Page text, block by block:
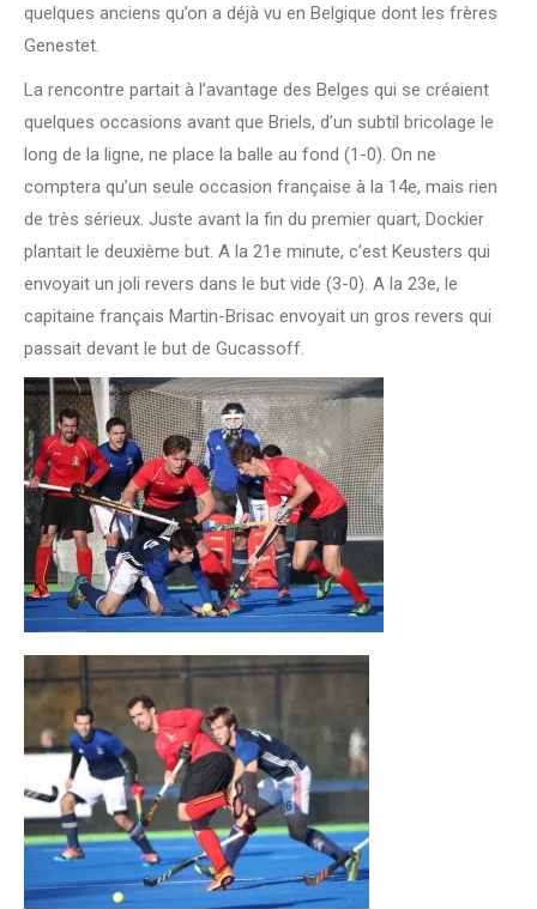
quelques anciens qu’on a déjà vu en Belgique dont les frères
Genestet.
La rencontre partait à l’avantage des Belges qui se créaient
quelques occasions avant que Briels, d’un subtil bricolage le
long de la ligne, ne place la balle au fond (1-0). On ne
comptera qu’un seule occasion française à la 14e, mais rien
de très sérieux. Juste avant la fin du premier quart, Dockier
plantait le deuxième but. A la 21e minute, c’est Keusters qui
envoyait un joli revers dans le but vide (3-0). A la 23e, le
capitaine français Martin-Brisac envoyait un gros revers qui
passait devant le but de Gucassoff.